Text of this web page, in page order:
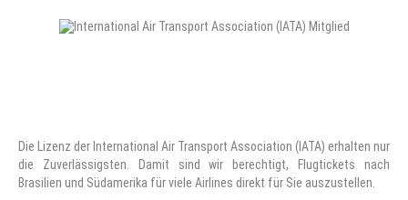
Die Lizenz der International Air Transport Association (IATA) erhalten nur
die Zuverlässigsten. Damit sind wir berechtigt, Flugtickets nach
Brasilien und Südamerika für viele Airlines direkt für Sie auszustellen.